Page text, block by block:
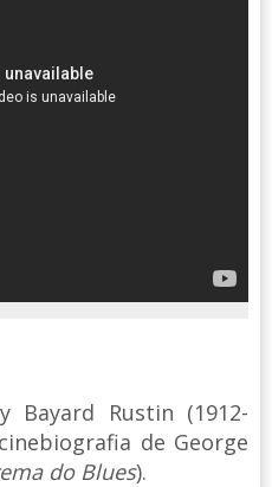
Rustin (1912-
de George
do Blues).